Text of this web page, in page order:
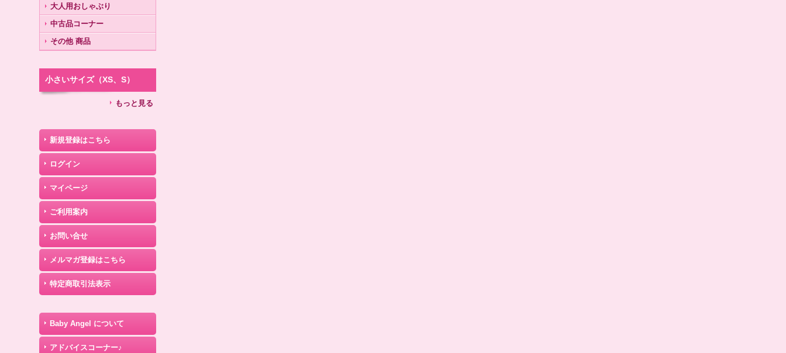
大人用おしゃぶり
中古品コーナー
その他 商品
小さいサイズ（XS、S）
もっと見る
新規登録はこちら
ログイン
マイページ
ご利用案内
お問い合せ
メルマガ登録はこちら
特定商取引法表示
Baby Angel について
アドバイスコーナー♪